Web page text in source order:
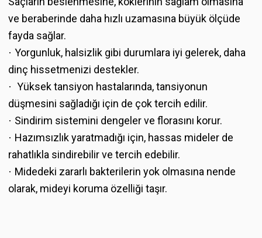
ve beraberinde daha hızlı uzamasına büyük ölçüde
fayda sağlar.
· Yorgunluk, halsizlik gibi durumlara iyi gelerek, daha
dinç hissetmenizi destekler.
· Yüksek tansiyon hastalarında, tansiyonun
düşmesini sağladığı için de çok tercih edilir.
· Sindirim sistemini dengeler ve florasını korur.
· Hazımsızlık yaratmadığı için, hassas mideler de
rahatlıkla sindirebilir ve tercih edebilir.
· Midedeki zararlı bakterilerin yok olmasına nende
olarak, mideyi koruma özelliği taşır.